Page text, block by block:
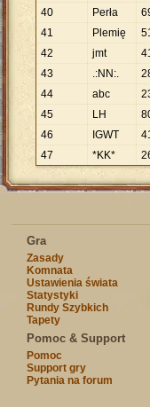
40
Perła
41
Plemię
42
jmt
43
.:NN:.
44
abc
45
LH
46
IGWT
47
*KK*
Gra
Zasady
Komnata
Ustawienia świata
Statystyki
Rundy Szybkich
Tapety
Pomoc & Support
Pomoc
Support gry
Pytania na forum